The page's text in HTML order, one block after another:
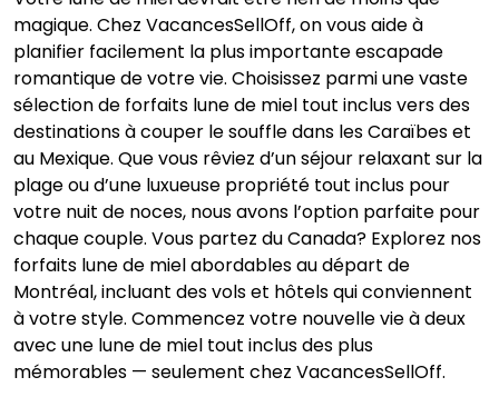
magique. Chez VacancesSellOff, on vous aide à
planifier facilement la plus importante escapade
romantique de votre vie. Choisissez parmi une vaste
sélection de forfaits lune de miel tout inclus vers des
destinations à couper le souffle dans les Caraïbes et
au Mexique. Que vous rêviez d’un séjour relaxant sur la
plage ou d’une luxueuse propriété tout inclus pour
votre nuit de noces, nous avons l’option parfaite pour
chaque couple. Vous partez du Canada? Explorez nos
forfaits lune de miel abordables au départ de
Montréal, incluant des vols et hôtels qui conviennent
à votre style. Commencez votre nouvelle vie à deux
avec une lune de miel tout inclus des plus
mémorables — seulement chez VacancesSellOff.